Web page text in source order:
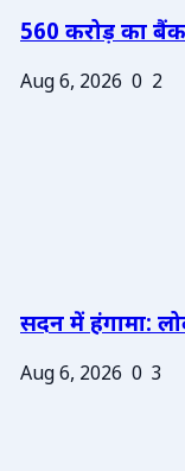
560 करोड़ का
Aug 6, 2026 0 2
सदन में हंगामा:
Aug 6, 2026 0 3